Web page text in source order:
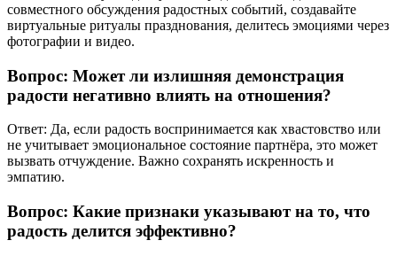
совместного обсуждения радостных событий, создавайте
виртуальные ритуалы празднования, делитесь эмоциями через
фотографии и видео.
Вопрос: Может ли излишняя демонстрация
радости негативно влиять на отношения?
Ответ: Да, если радость воспринимается как хвастовство или
не учитывает эмоциональное состояние партнёра, это может
вызвать отчуждение. Важно сохранять искренность и
эмпатию.
Вопрос: Какие признаки указывают на то, что
радость делится эффективно?